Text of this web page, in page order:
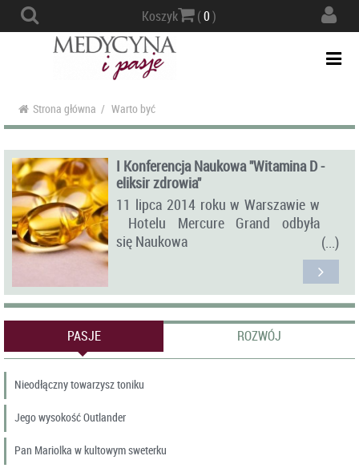
Koszyk (0)
Strona główna / Warto być
I Konferencja Naukowa "Witamina D -
eliksir zdrowia"
11 lipca 2014 roku w Warszawie w
Hotelu Mercure Grand odbyła
się Naukowa
Konferencja „Witamina D - eliksir
PASJE ROZWÓJ
Nieodłączny towarzysz toniku
Jego wysokość Outlander
Pan Mariolka w kultowym sweterku